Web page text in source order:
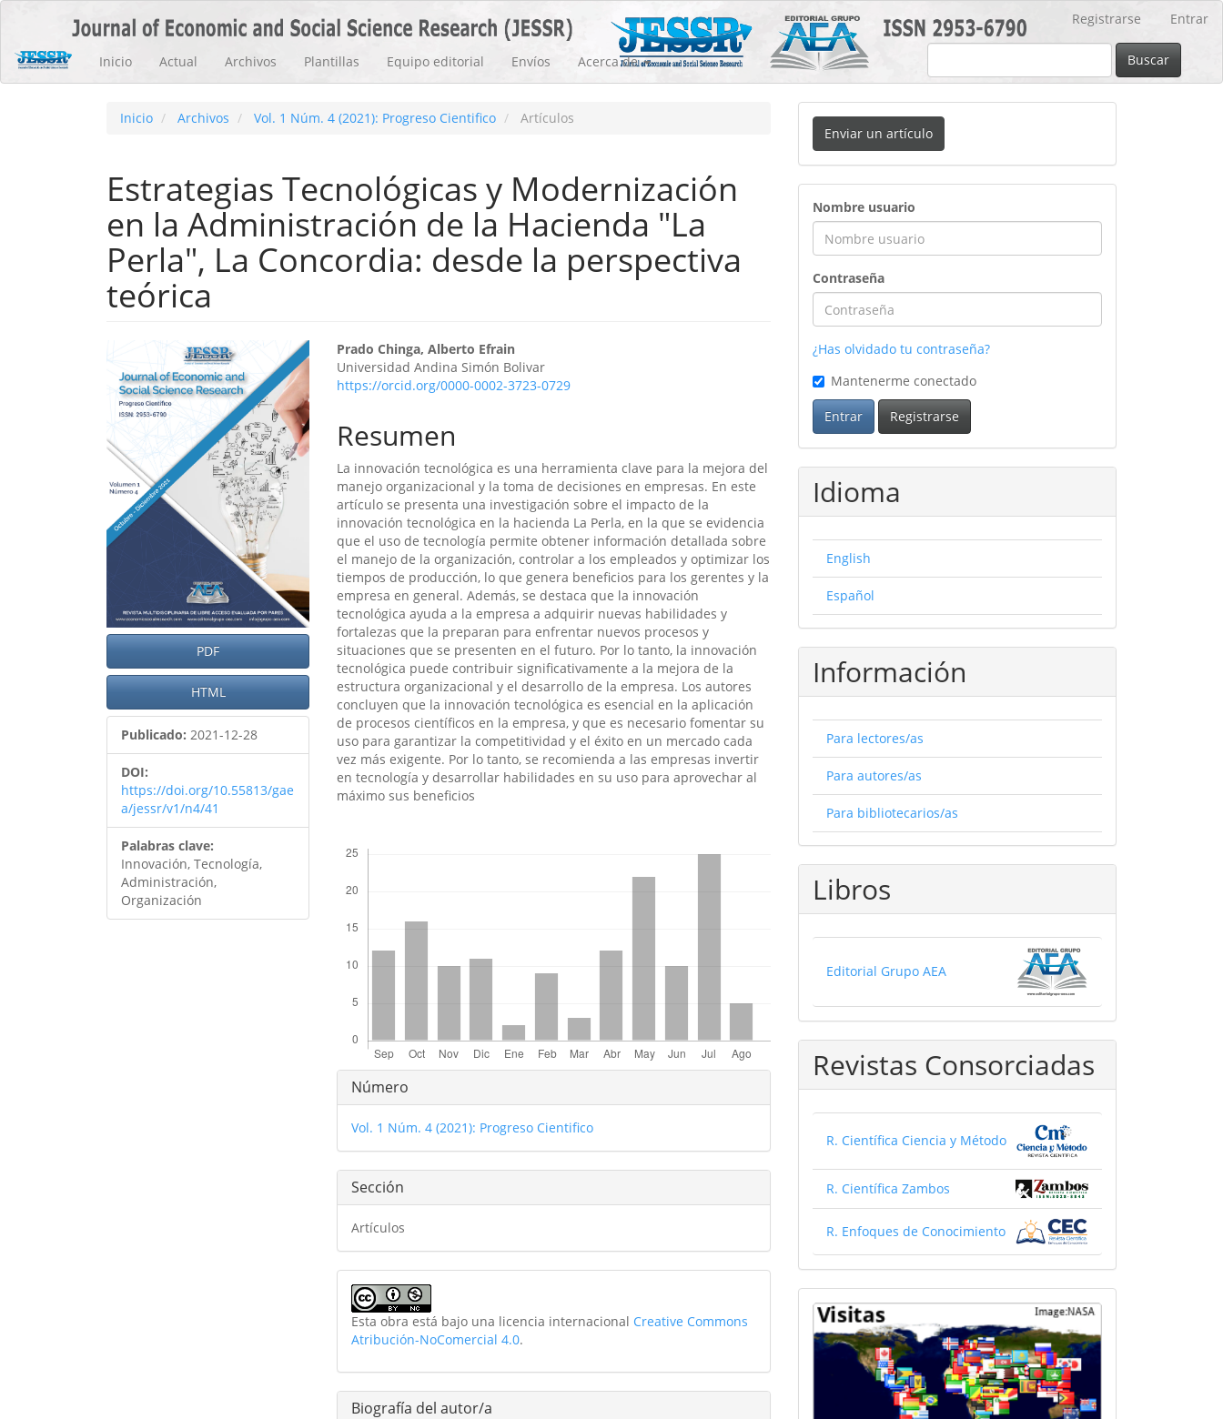
principal
principal
Barra
Registrarse Entrar
Inicio Actual Archivos Plantillas Equipo editorial Envíos Acerca de Buscar
Inicio Archivos Vol. 1 Núm. 4 (2021): Progreso Cientifico Artículos
Estrategias Tecnológicas y Modernización
en la Administración de la Hacienda "La
Perla", La Concordia: desde la perspectiva
teórica
Barra
lateral
del
artículo
PDF
HTML
Publicado: 2021-12-28
DOI:
https://doi.org/10.55813/gae
a/jessr/v1/n4/41
Palabras clave:
Innovación, Tecnología,
Administración,
Organización
Contenido
principal
artículo
Prado Chinga, Alberto Efrain
Universidad Andina Simón Bolivar
https://orcid.org/0000-0002-3723-0729
Resumen
La innovación tecnológica es una herramienta clave para la mejora del
manejo organizacional y la toma de decisiones en empresas. En este
artículo se presenta una investigación sobre el impacto de la
innovación tecnológica en la hacienda La Perla, en la que se evidencia
que el uso de tecnología permite obtener información detallada sobre
el manejo de la organización, controlar a los empleados y optimizar los
tiempos de producción, lo que genera beneficios para los gerentes y la
empresa en general. Además, se destaca que la innovación
tecnológica ayuda a la empresa a adquirir nuevas habilidades y
fortalezas que la preparan para enfrentar nuevos procesos y
situaciones que se presenten en el futuro. Por lo tanto, la innovación
tecnológica puede contribuir significativamente a la mejora de la
estructura organizacional y el desarrollo de la empresa. Los autores
concluyen que la innovación tecnológica es esencial en la aplicación
de procesos científicos en la empresa, y que es necesario fomentar su
uso para garantizar la competitividad y el éxito en un mercado cada
vez más exigente. Por lo tanto, se recomienda a las empresas invertir
en tecnología y desarrollar habilidades en su uso para aprovechar al
máximo sus beneficios
Detalles
del
artículo
Número
Vol. 1 Núm. 4 (2021): Progreso Cientifico
Sección
Artículos
Esta obra está bajo una licencia internacional Creative Commons
Atribución-NoComercial 4.0.
Biografía del autor/a
Enviar
un
artículo
Enviar un artículo
ingreso
Nombre usuario
Contraseña
¿Has olvidado tu contraseña?
Mantenerme conectado
Entrar Registrarse
Idioma
English
Español
Información
Para lectores/as
Para autores/as
Para bibliotecarios/as
Libros
Editorial Grupo AEA
Revistas Consorciadas
R. Científica Ciencia y Método
R. Científica Zambos
R. Enfoques de Conocimiento
Mapa